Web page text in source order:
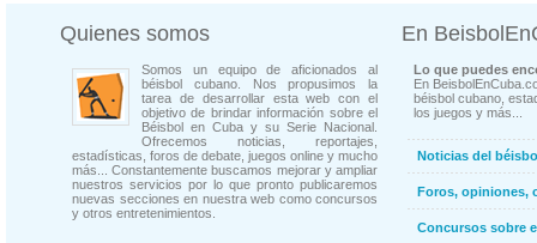
Quienes somos
Somos un equipo de aficionados al
béisbol cubano. Nos propusimos la
tarea de desarrollar esta web con el
objetivo de brindar información sobre el
Béisbol en Cuba y su Serie Nacional.
Ofrecemos noticias, reportajes,
estadísticas, foros de debate, juegos online y mucho
más... Constantemente buscamos mejorar y ampliar
nuestros servicios por lo que pronto publicaremos
nuevas secciones en nuestra web como concursos
y otros entretenimientos.
En
Lo que puedes
En
béisbol cubano,
los juegos y más...
Noticias del
Foros, opiniones,
Concursos sobre